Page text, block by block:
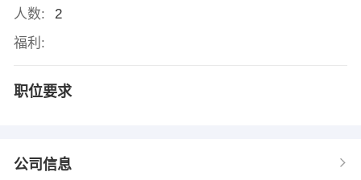
人数:
2
福利:
职位要求
公司信息